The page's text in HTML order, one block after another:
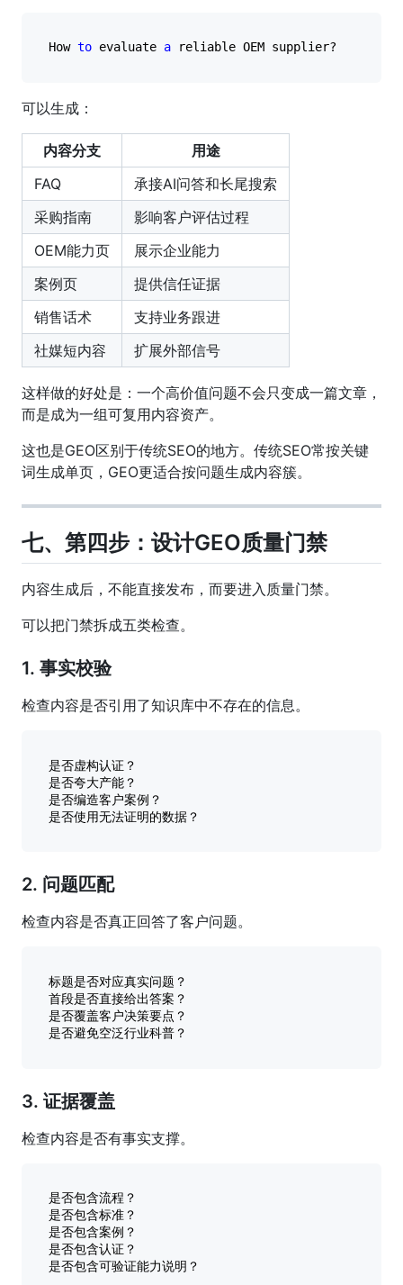
How to evaluate a
可以生成：
内容分支
用途
FAQ
承接AI问答和长尾搜索
采购指南
影响客户评估过程
OEM能力页
展示企业能力
案例页
提供信任证据
销售话术
支持业务跟进
社媒短内容
扩展外部信号
这样做的好处是：一个高价值问题不会只变成一篇文章，
而是成为一组可复用内容资产。
这也是GEO区别于传统SEO的地方。传统SEO常按关键
词生成单页，GEO更适合按问题生成内容簇。
七、第四步：设计GEO质量门禁
内容生成后，不能直接发布，而要进入质量门禁。
可以把门禁拆成五类检查。
1. 事实校验
检查内容是否引用了知识库中不存在的信息。
是否虚构认证？
是否夸大产能？
是否编造客户案例？
2. 问题匹配
检查内容是否真正回答了客户问题。
标题是否对应真实问题？
首段是否直接给出答案？
是否覆盖客户决策要点？
3. 证据覆盖
检查内容是否有事实支撑。
是否包含流程？
是否包含标准？
是否包含案例？
是否包含认证？